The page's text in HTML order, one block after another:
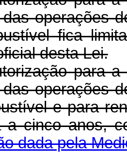
operações
fica
desta Lei.
para
operações
e para
a cinco anos,
dada pela